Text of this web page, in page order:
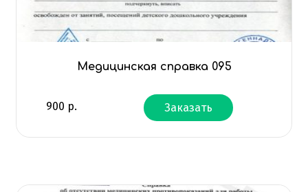
Медицинская справка 095
900 р. Заказать